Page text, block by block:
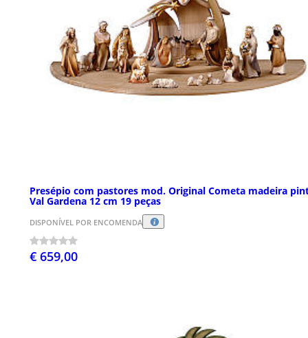
Presépio com pastores mod. Original Cometa madeira
Val Gardena 12 cm 19 peças
DISPONÍVEL POR ENCOMENDA
€ 659,00